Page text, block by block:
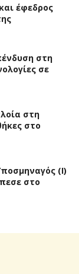
έφεδρος
στη
σε
στη
στο
(Ι)
στο